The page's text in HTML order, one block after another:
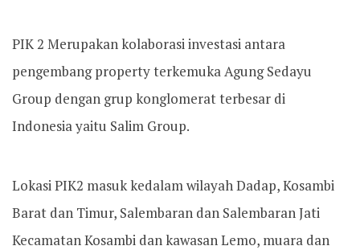
PIK 2 Merupakan kolaborasi investasi antara
pengembang property terkemuka Agung Sedayu
Group dengan grup konglomerat terbesar di
Indonesia yaitu Salim Group.
Lokasi PIK2 masuk kedalam wilayah Dadap, Kosambi
Barat dan Timur, Salembaran dan Salembaran Jati
Kecamatan Kosambi dan kawasan Lemo, muara dan